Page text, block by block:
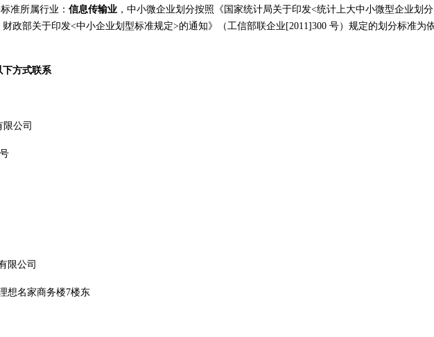
准所属行业： 信息传输业 ，中小微企业划分按照《国家统计局关于印发<统计上大中小微型企业划
政部关于印发<中小企业划型标准规定>的通知》（工信部联企业[2011]300 号）规定的划分标准
下方式联系
公司
限公司
想名家商务楼7楼东